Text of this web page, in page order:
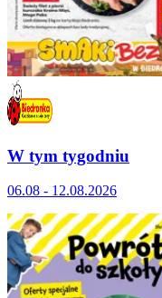
W tym tygodniu
06.08 - 12.08.2026